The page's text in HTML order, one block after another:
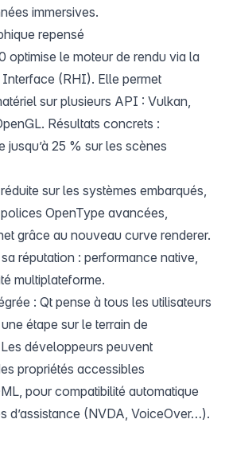
immersives.
repensé
optimise le moteur de rendu via la
(RHI). Elle permet
sur plusieurs API : Vulkan,
Résultats concrets :
jusqu’à 25 % sur les scènes
sur les systèmes embarqués,
OpenType avancées,
grâce au nouveau curve renderer.
réputation : performance native,
multiplateforme.
: Qt pense à tous les utilisateurs
étape sur le terrain de
développeurs peuvent
propriétés accessibles
pour compatibilité automatique
d’assistance (NVDA, VoiceOver…).